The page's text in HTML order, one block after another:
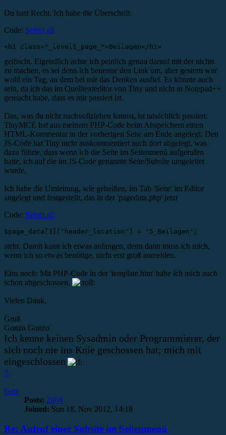
Du hast Recht. Ich habe die Überschrift
Code: Select all
<h1 class="_level1_page_">Beilagen</h1>
gelöscht. Eigendlich achte ich peinlich genau darauf mit der nichts
zu machen, es sei denn ich benenne den Link um, aber gestern war
wohl ein Tag, an dem bei mir das Denken ausfiel. Es könnte auch
sein, da ich das im Quelltexteditor von Tiny und nicht in Notepad++
gemacht habe, dass es mir passiert ist.
Das, was du nicht nachvollziehen kannst, ist tatsächlich passiert.
TinyMCE hat aus meinem PHP-Code beim Abspeichern einen
HTML-Kommentar in der vorherigen Seite am Ende angelegt. Den
JS-Code hat Tiny nicht auskommentiert auch dort abgelegt, was
dazu führte, dass wenn ich die Seite im Seitenmenü aufgerufen
hatte, ich auf die im JS-Code genannte Seite/Subsite umgeleitet
wurde.
Ich habe die Umleitung, wie geheißen, im Tab 'Seite' im Editor
angelegt und festgestellt, das in der 'pagedata.php' jetzt
Code: Select all
$page_data[3]['header_location'] = '5_Beilagen';
steht. Damit kann ich etwas anfangen, denn dann muss ich mich,
wenn ich so etwas benötige, nicht erst groß anmelden.
Eins noch: Mit PHP-Code in der 'template.htm' habe ich mich auch
schon abgeschossen.
Vielen Dank.
Gruß
Gonzo Gonzo
Ich kenne keinen Sysadmin oder Programmierer, der
sich noch nie ins Knie geschossen hat; mich mit
eingeschlossen
Gert
Posts: 2464
Joined: Sun 18. Nov 2012, 14:18
Re: Aufruf einer Subsite im Seitenmenü